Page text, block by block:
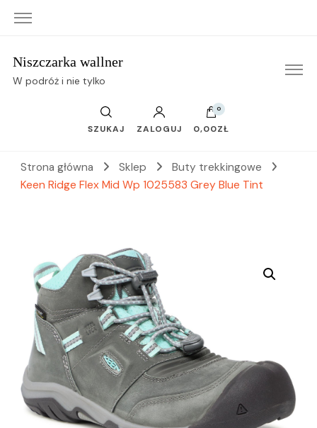
Niszczarka wallner
W podróż i nie tylko
SZUKAJ ZALOGUJ
0
0,00ZŁ
Strona główna Sklep
Buty trekkingowe
Keen Ridge Flex Mid Wp 1025583 Grey Blue Tint